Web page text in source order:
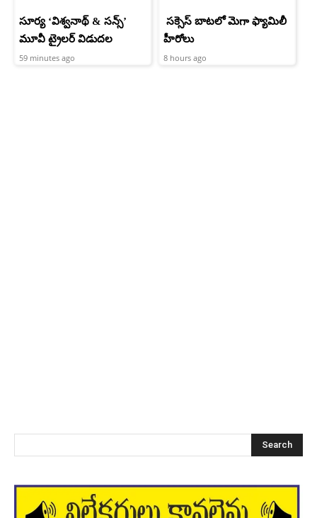
సూర్య ‘విశ్వనాథ్ & సన్స్’
మూవీ ట్రైలర్ విడుదల
59 minutes ago
సక్సెస్ బాటలో మెగా ఫ్యామిలీ
హీరోలు
8 hours ago
Search